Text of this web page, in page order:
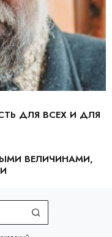
ДЛЯ ВСЕХ И ДЛЯ
ВЕЛИЧИНАМИ,